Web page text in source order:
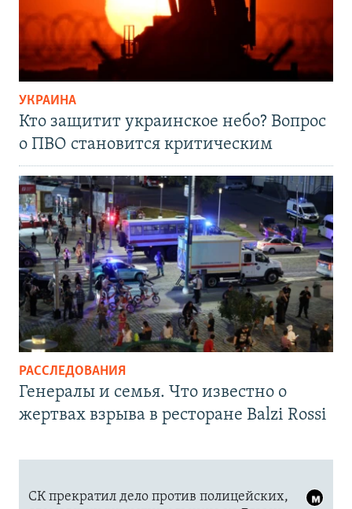
УКРАИНА
Кто защитит украинское небо? Вопрос
о ПВО становится критическим
РАССЛЕДОВАНИЯ
Генералы и семья. Что известно о
жертвах взрыва в ресторане Balzi Rossi